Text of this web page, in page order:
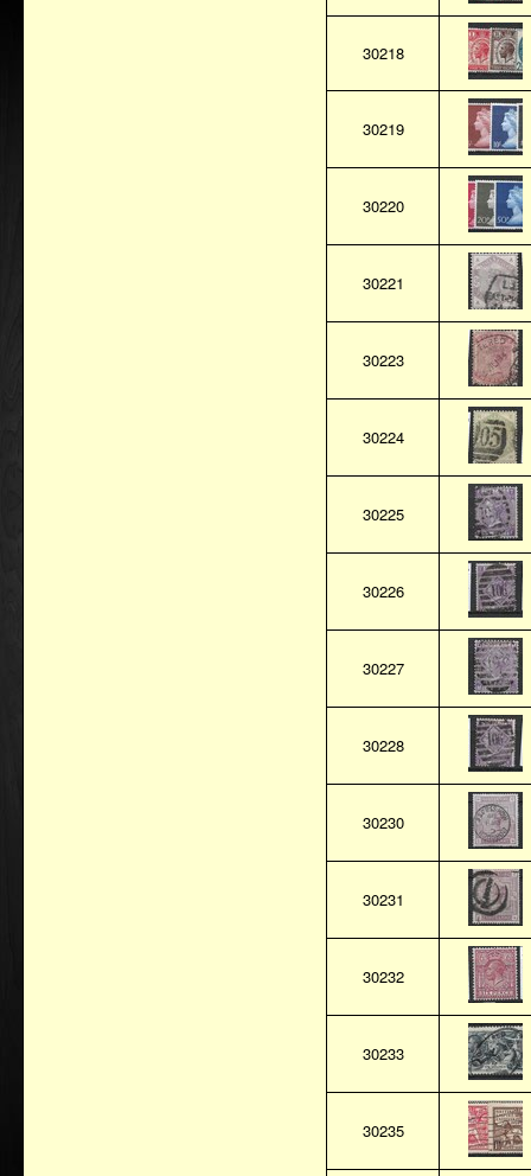
30218
30219
30220
30221
30223
30224
30225
30226
30227
30228
30230
30231
30232
30233
30235